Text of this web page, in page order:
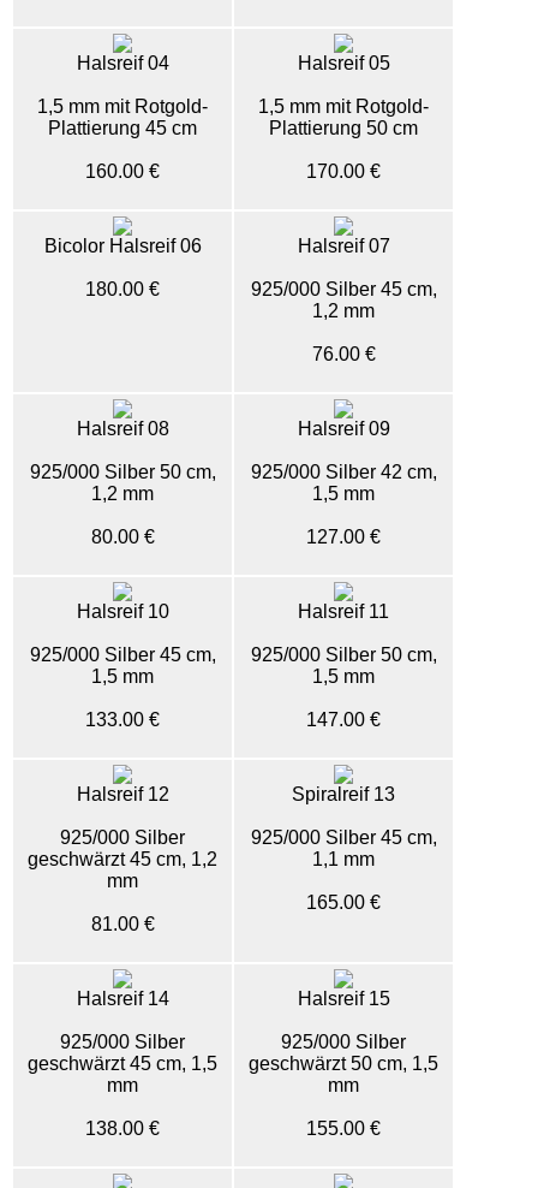
Halsreif 04
1,5 mm mit Rotgold-
Plattierung 45 cm
160.00 €
Halsreif 05
1,5 mm mit Rotgold-
Plattierung 50 cm
170.00 €
Bicolor Halsreif 06
180.00 €
Halsreif 07
925/000 Silber 45 cm,
1,2 mm
76.00 €
Halsreif 08
925/000 Silber 50 cm,
1,2 mm
80.00 €
Halsreif 09
925/000 Silber 42 cm,
1,5 mm
127.00 €
Halsreif 10
925/000 Silber 45 cm,
1,5 mm
133.00 €
Halsreif 11
925/000 Silber 50 cm,
1,5 mm
147.00 €
Halsreif 12
925/000 Silber
geschwärzt 45 cm, 1,2
mm
81.00 €
Spiralreif 13
925/000 Silber 45 cm,
1,1 mm
165.00 €
Halsreif 14
925/000 Silber
geschwärzt 45 cm, 1,5
mm
138.00 €
Halsreif 15
925/000 Silber
geschwärzt 50 cm, 1,5
mm
155.00 €